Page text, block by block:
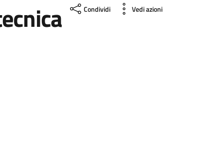
Condividi Vedi azioni